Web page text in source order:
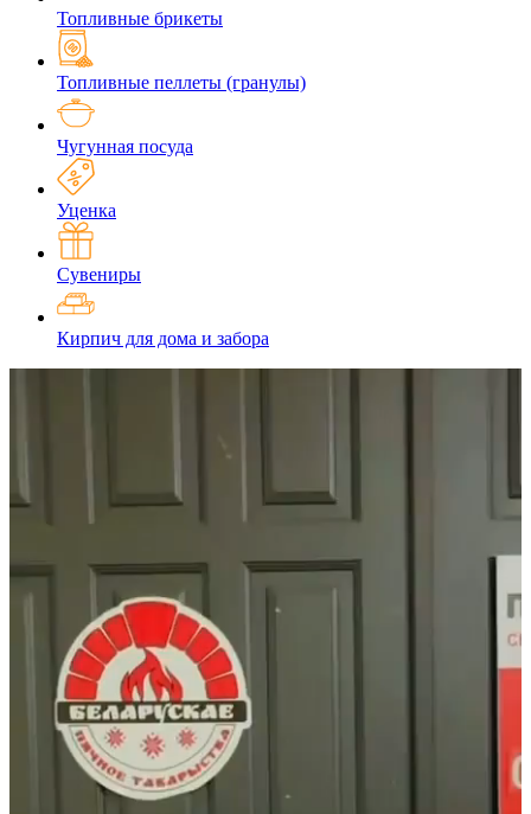
Топливные брикеты
Топливные пеллеты (гранулы)
Чугунная посуда
Уценка
Сувениры
Кирпич для дома и забора